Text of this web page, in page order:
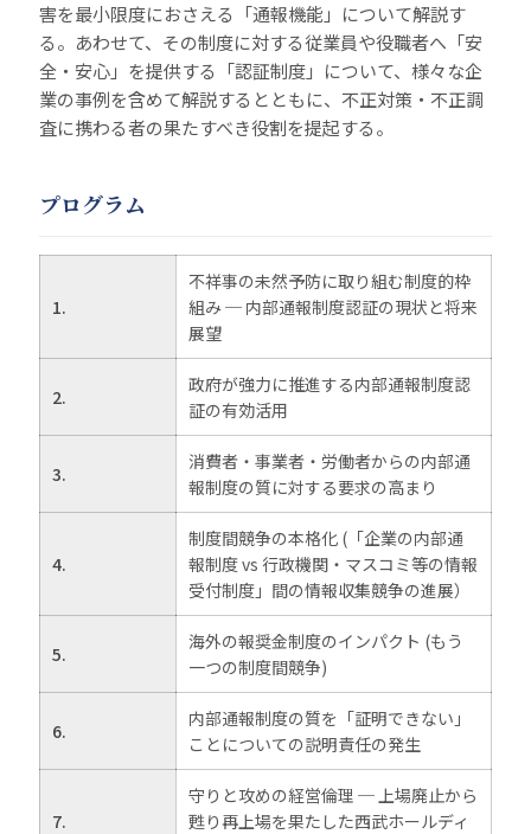
害を最小限度におさえる「通報機能」について解説す
る。あわせて、その制度に対する従業員や役職者へ「安
全・安心」を提供する「認証制度」について、様々な企
業の事例を含めて解説するとともに、不正対策・不正調
査に携わる者の果たすべき役割を提起する。
プログラム
1.
不祥事の未然予防に取り組む制度的枠
組み ─ 内部通報制度認証の現状と将来
展望
2.
政府が強力に推進する内部通報制度認
証の有効活用
3.
消費者・事業者・労働者からの内部通
報制度の質に対する要求の高まり
4.
制度間競争の本格化 (「企業の内部通
報制度 vs 行政機関・マスコミ等の情報
受付制度」間の情報収集競争の進展）
5.
海外の報奨金制度のインパクト (もう
一つの制度間競争)
6.
内部通報制度の質を「証明できない」
ことについての説明責任の発生
7.
守りと攻めの経営倫理 ─ 上場廃止から
甦り再上場を果たした西武ホールディ